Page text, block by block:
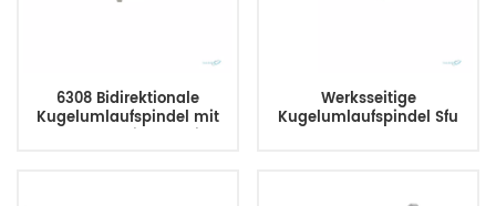
6308 Bidirektionale
Kugelumlaufspindel mit
Werksseitige
Kugelumlaufspindel Sfu